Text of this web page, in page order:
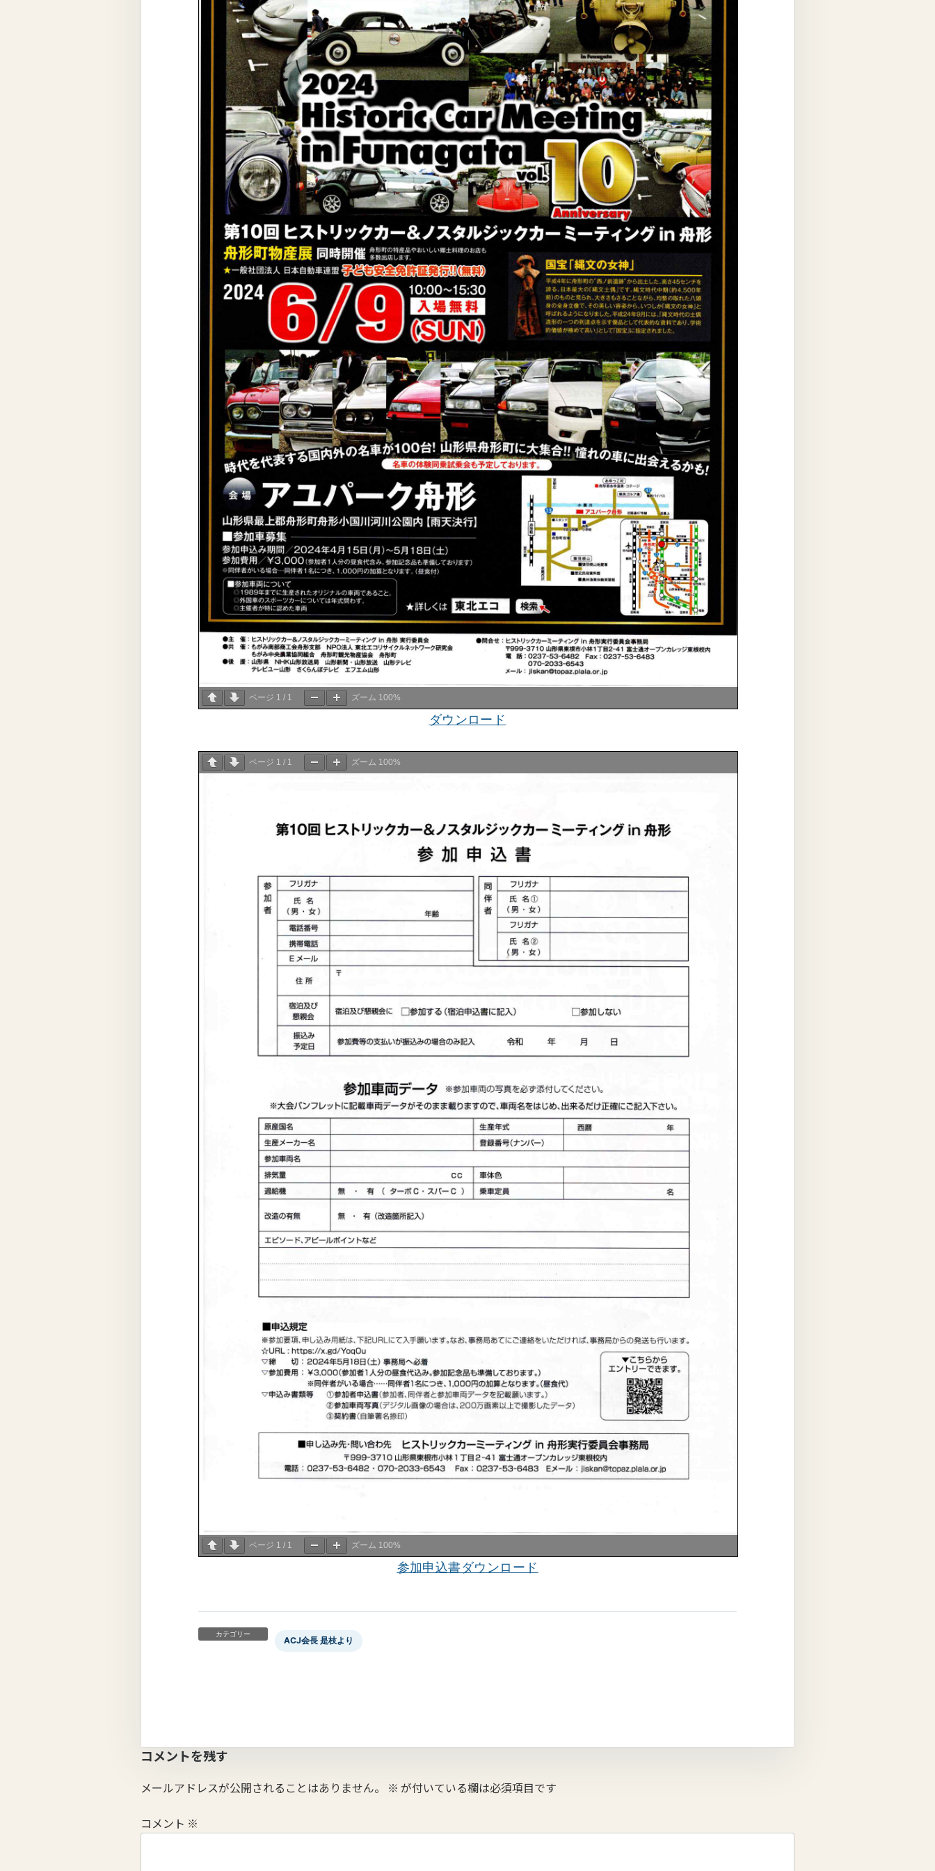
ページ 1 / 1 ズーム 100%
ダウンロード
ページ 1 / 1 ズーム 100%
ページ 1 / 1 ズーム 100%
参加申込書ダウンロード
カテゴリー
ACJ会長 是枝より
コメントを残す
メールアドレスが公開されることはありません。 ※ が付いている欄は必須項目です
コメント ※